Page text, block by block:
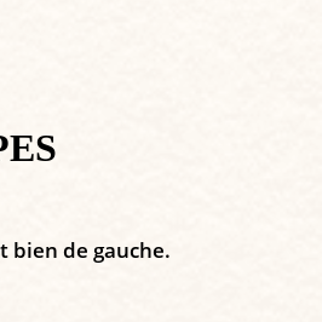
bien de gauche.